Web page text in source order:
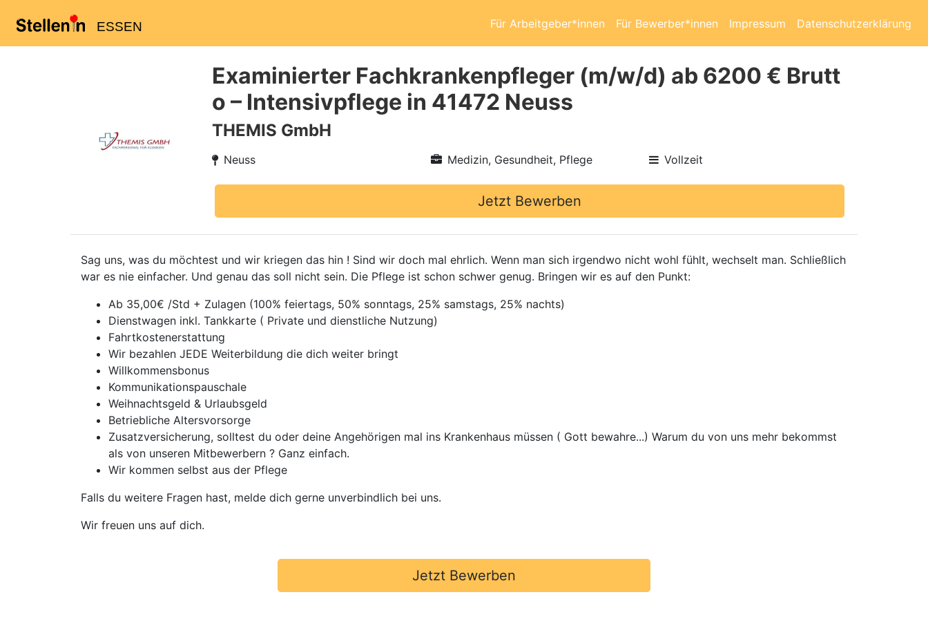
ESSEN Für Arbeitgeber*innen Für Bewerber*innen Impressum Datenschutzerklärung
Examinierter Fachkrankenpfleger (m/w/d) ab 6200 € Brutt
o – Intensivpflege in 41472 Neuss
THEMIS GmbH
Neuss Medizin, Gesundheit, Pflege Vollzeit
Jetzt Bewerben
Sag uns, was du möchtest und wir kriegen das hin ! Sind wir doch mal ehrlich. Wenn man sich irgendwo nicht wohl fühlt, wechselt man. Schließlich
war es nie einfacher. Und genau das soll nicht sein. Die Pflege ist schon schwer genug. Bringen wir es auf den Punkt:
Ab 35,00€ /Std + Zulagen (100% feiertags, 50% sonntags, 25% samstags, 25% nachts)
Dienstwagen inkl. Tankkarte ( Private und dienstliche Nutzung)
Fahrtkostenerstattung
Wir bezahlen JEDE Weiterbildung die dich weiter bringt
Willkommensbonus
Kommunikationspauschale
Weihnachtsgeld & Urlaubsgeld
Betriebliche Altersvorsorge
Zusatzversicherung, solltest du oder deine Angehörigen mal ins Krankenhaus müssen ( Gott bewahre...) Warum du von uns mehr bekommst
als von unseren Mitbewerbern ? Ganz einfach.
Wir kommen selbst aus der Pflege
Falls du weitere Fragen hast, melde dich gerne unverbindlich bei uns.
Wir freuen uns auf dich.
Jetzt Bewerben